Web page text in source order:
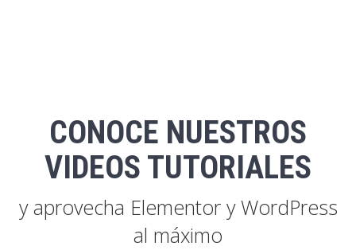
CONOCE NUESTROS
VIDEOS TUTORIALES
y aprovecha Elementor y WordPress
al máximo